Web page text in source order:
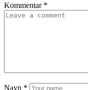
Kommentar *
Navn *